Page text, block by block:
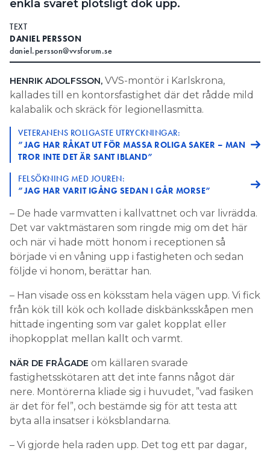
enkla svaret plötsligt dök upp.
TEXT
DANIEL PERSSON
daniel.persson@vvsforum.se
HENRIK ADOLFSSON, VVS-montör i Karlskrona,
kallades till en kontorsfastighet där det rådde mild
kalabalik och skräck för legionellasmitta.
VETERANENS ROLIGASTE UTRYCKNINGAR:
”JAG HAR RÅKAT UT FÖR MASSA ROLIGA SAKER – MAN
TROR INTE DET ÄR SANT IBLAND”
FELSÖKNING MED JOUREN:
”JAG HAR VARIT IGÅNG SEDAN I GÅR MORSE”
– De hade varmvatten i kallvattnet och var livrädda.
Det var vaktmästaren som ringde mig om det här
och när vi hade mött honom i receptionen så
började vi en våning upp i fastigheten och sedan
följde vi honom, berättar han.
– Han visade oss en köksstam hela vägen upp. Vi fick
från kök till kök och kollade diskbänksskåpen men
hittade ingenting som var galet kopplat eller
ihopkopplat mellan kallt och varmt.
NÄR DE FRÅGADE om källaren svarade
fastighetsskötaren att det inte fanns något där
nere. Montörerna kliade sig i huvudet, ”vad fasiken
är det för fel”, och bestämde sig för att testa att
byta alla insatser i köksblandarna.
– Vi gjorde hela raden upp. Det tog ett par dagar,